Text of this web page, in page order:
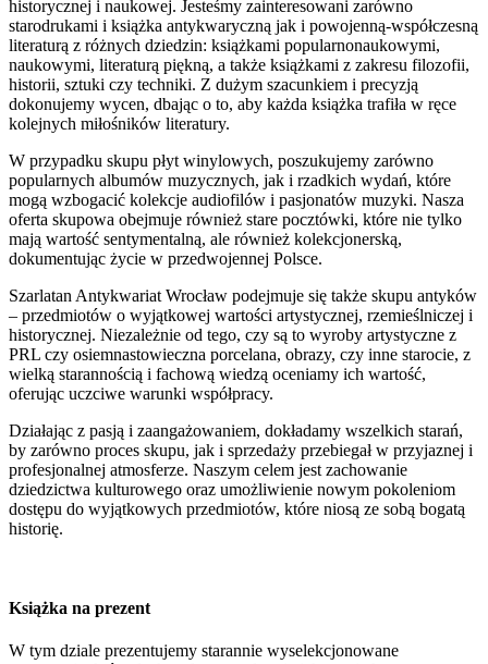
historycznej i naukowej. Jesteśmy zainteresowani zarówno
starodrukami i książka antykwaryczną jak i powojenną-współczesną
literaturą z różnych dziedzin: książkami popularnonaukowymi,
naukowymi, literaturą piękną, a także książkami z zakresu filozofii,
historii, sztuki czy techniki. Z dużym szacunkiem i precyzją
dokonujemy wycen, dbając o to, aby każda książka trafiła w ręce
kolejnych miłośników literatury.
W przypadku skupu płyt winylowych, poszukujemy zarówno
popularnych albumów muzycznych, jak i rzadkich wydań, które
mogą wzbogacić kolekcje audiofilów i pasjonatów muzyki. Nasza
oferta skupowa obejmuje również stare pocztówki, które nie tylko
mają wartość sentymentalną, ale również kolekcjonerską,
dokumentując życie w przedwojennej Polsce.
Szarlatan Antykwariat Wrocław podejmuje się także skupu antyków
– przedmiotów o wyjątkowej wartości artystycznej, rzemieślniczej i
historycznej. Niezależnie od tego, czy są to wyroby artystyczne z
PRL czy osiemnastowieczna porcelana, obrazy, czy inne starocie, z
wielką starannością i fachową wiedzą oceniamy ich wartość,
oferując uczciwe warunki współpracy.
Działając z pasją i zaangażowaniem, dokładamy wszelkich starań,
by zarówno proces skupu, jak i sprzedaży przebiegał w przyjaznej i
profesjonalnej atmosferze. Naszym celem jest zachowanie
dziedzictwa kulturowego oraz umożliwienie nowym pokoleniom
dostępu do wyjątkowych przedmiotów, które niosą ze sobą bogatą
historię.
Książka na prezent
W tym dziale prezentujemy starannie wyselekcjonowane